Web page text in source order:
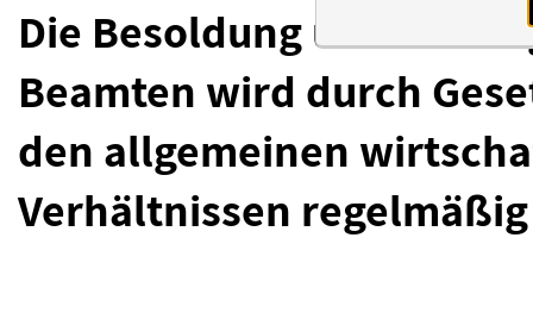
Die Besoldung und
Beamten wird durch
den allgemeinen
Verhältnissen